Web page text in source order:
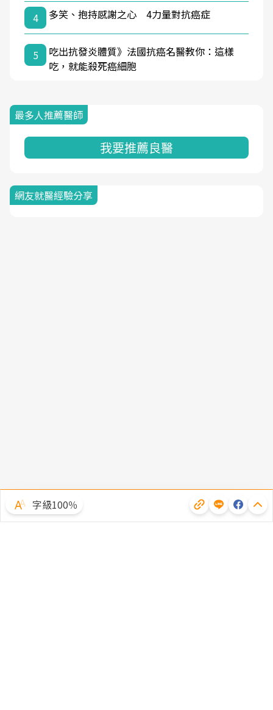
4 多笑、抱持感謝之心 4力量對抗癌症
5
吃出抗發炎體質》法國抗癌名醫教你：這樣
吃，就能殺死癌細胞
最多人推薦醫師
我要推薦良醫
網友就醫經驗分享
字級100％